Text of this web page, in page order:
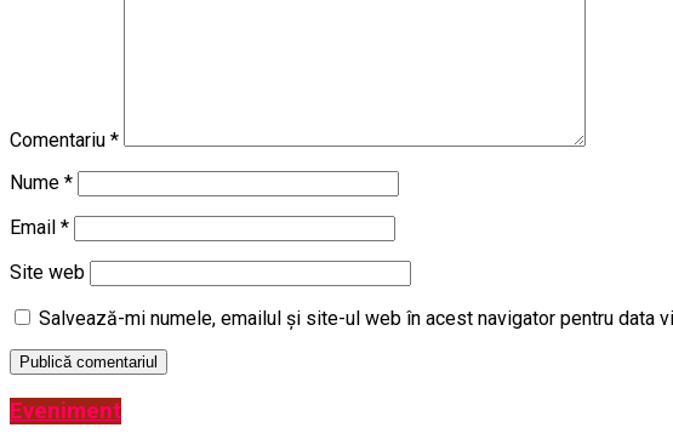
Comentariu *
Nume *
Email *
Site web
Salvează-mi numele, emailul și site-ul web în acest navigator pentru data
Eveniment